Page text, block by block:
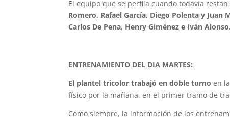
El equipo que se perfila cuando todavía
Romero, Rafael García, Diego Polenta y
Carlos De Pena, Henry Giménez e Iván Alonso.
ENTRENAMIENTO DEL DIA MARTES:
El plantel tricolor trabajó en doble turno en
físico por la mañana, en el primer tramo de
Como siempre, la información de los